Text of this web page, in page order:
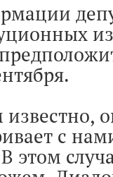
известно,
с
этом